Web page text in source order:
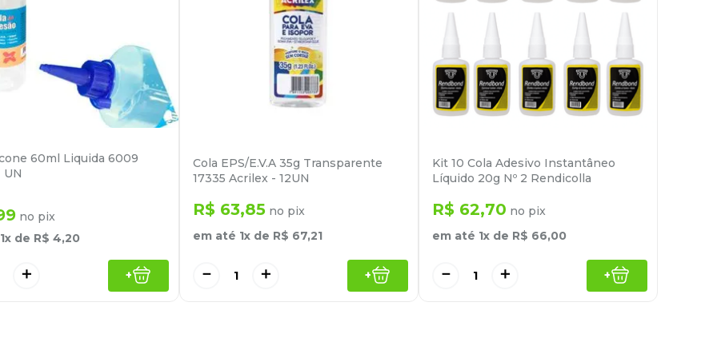
60ml Liquida 6009
UN
no pix
1x de R$ 4,20
＋ +
Cola EPS/E.V.A 35g Transparente
17335 Acrilex - 12UN
R$ 63,85 no pix
em até 1x de R$ 67,21
＋
－ +
Kit 10 Cola Adesivo Instantâneo
Líquido 20g Nº 2 Rendicolla
R$ 62,70 no pix
em até 1x de R$ 66,00
＋
－ +